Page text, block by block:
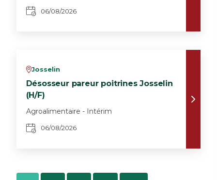
06/08/2026
vJosselin
Désosseur pareur poitrines Josselin
(H/F)
Agroalimentaire - Intérim
06/08/2026